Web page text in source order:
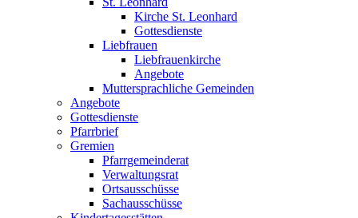
Kirche St. Leonhard
Gottesdienste
Liebfrauen
Liebfrauenkirche
Angebote
Muttersprachliche Gemeinden
Angebote
Gottesdienste
Pfarrbrief
Gremien
Pfarrgemeinderat
Verwaltungsrat
Ortsausschüsse
Sachausschüsse